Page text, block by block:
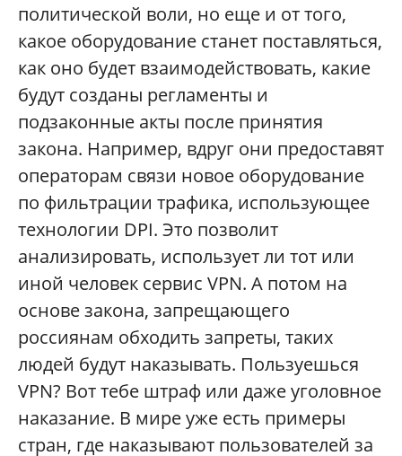
политической воли, но еще и от того,
какое оборудование станет поставляться,
как оно будет взаимодействовать, какие
будут созданы регламенты и
подзаконные акты после принятия
закона. Например, вдруг они предоставят
операторам связи новое оборудование
по фильтрации трафика, использующее
технологии DPI. Это позволит
анализировать, использует ли тот или
иной человек сервис VPN. А потом на
основе закона, запрещающего
россиянам обходить запреты, таких
людей будут наказывать. Пользуешься
VPN? Вот тебе штраф или даже уголовное
наказание. В мире уже есть примеры
стран, где наказывают пользователей за